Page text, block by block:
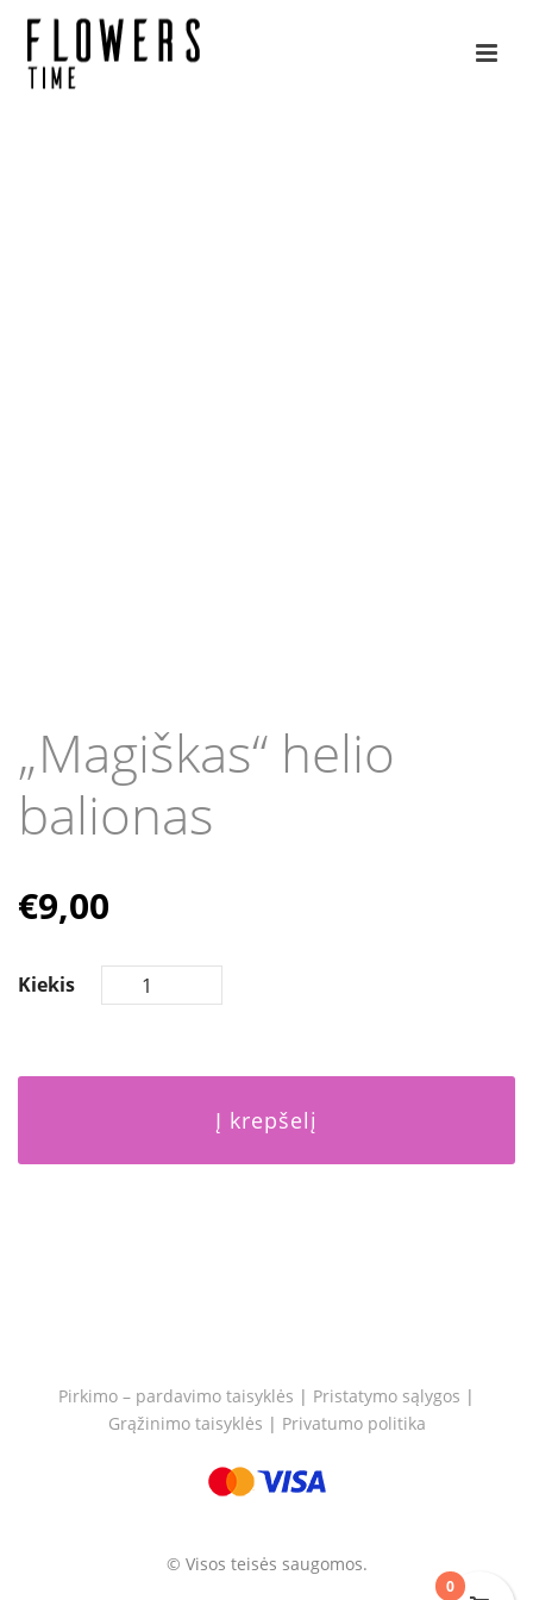
„Magiškas“ helio
balionas
€9,00
Kiekis
Į krepšelį
Pirkimo – pardavimo taisyklės | Pristatymo sąlygos |
Grąžinimo taisyklės | Privatumo politika
© Visos teisės saugomos.
0